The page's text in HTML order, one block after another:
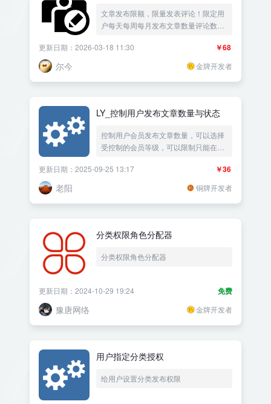
文章发布限额，限量发表评论！限定用
户每天每周每月发布文章数量评论数量
制投稿数量留言数量控制用户发布文章
数量——《益吾库》尔今作品
￥68
更新日期：2026-03-18 11:30
尔今 金牌开发者
LY_控制用户发布文章数量与状态
控制用户会员发布文章数量，可以选择
受控制的会员等级，可以限制只能在一
状态，限制文章公开状态、文章草稿状
态、文章审核状态，当用户的可发布文
章数量用完后，可以指定跳转到指定的
天0点重置，可以每周日重置，可以每
￥36
更新日期：2025-09-25 13:17
老阳 铜牌开发者
分类权限角色分配器
分类权限角色分配器
免费
更新日期：2024-10-29 19:24
豫唐网络 金牌开发者
用户指定分类授权
给用户设置分类发布权限